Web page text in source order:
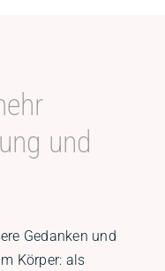
und
Gedanken und
Körper: als